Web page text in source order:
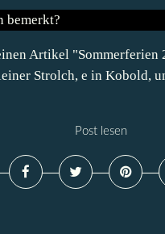
Artikel "Sommerferien
Strolch, e in Kobold,
Post lesen